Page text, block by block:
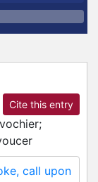
Cite this entry
vochier;
call upon